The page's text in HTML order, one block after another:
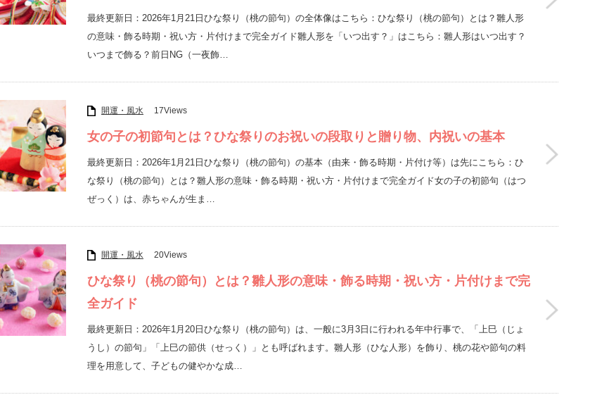
最終更新日：2026年1月21日ひな祭り（桃の節句）の全体像はこちら：ひな祭り（桃の節句）とは？雛人形
の意味・飾る時期・祝い方・片付けまで完全ガイド雛人形を「いつ出す？」はこちら：雛人形はいつ出す？
いつまで飾る？前日NG（一夜飾…
開運・風水 17Views
女の子の初節句とは？ひな祭りのお祝いの段取りと贈り物、内祝いの基本
最終更新日：2026年1月21日ひな祭り（桃の節句）の基本（由来・飾る時期・片付け等）は先にこちら：ひ
な祭り（桃の節句）とは？雛人形の意味・飾る時期・祝い方・片付けまで完全ガイド女の子の初節句（はつ
ぜっく）は、赤ちゃんが生ま…
開運・風水 20Views
ひな祭り（桃の節句）とは？雛人形の意味・飾る時期・祝い方・片付けまで完
全ガイド
最終更新日：2026年1月20日ひな祭り（桃の節句）は、一般に3月3日に行われる年中行事で、「上巳（じょ
うし）の節句」「上巳の節供（せっく）」とも呼ばれます。雛人形（ひな人形）を飾り、桃の花や節句の料
理を用意して、子どもの健やかな成…